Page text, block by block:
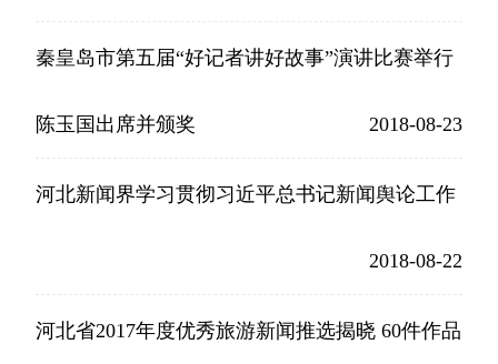
秦皇岛市第五届“好记者讲好故事”演讲比赛举行
陈玉国出席并颁奖 2018-08-23
河北新闻界学习贯彻习近平总书记新闻舆论工作
2018-08-22
河北省2017年度优秀旅游新闻推选揭晓 60件作品